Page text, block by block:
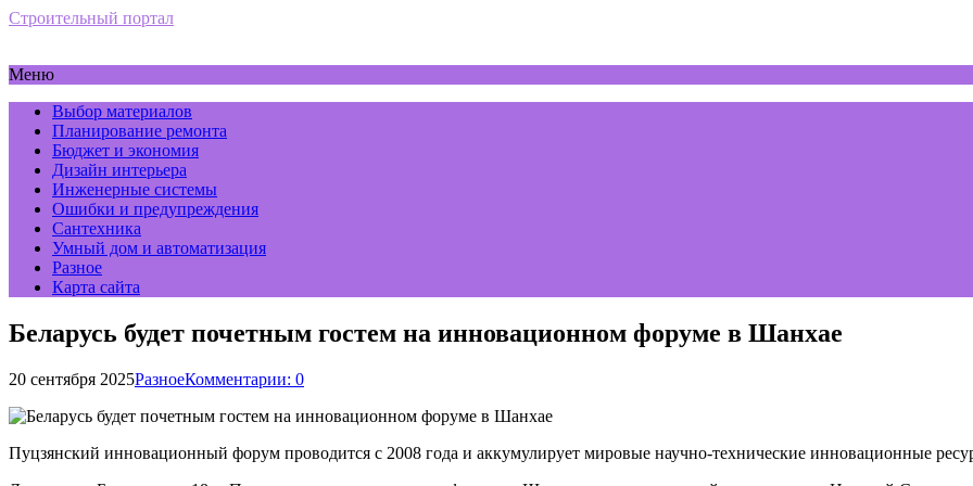
Строительный портал
Меню
Выбор материалов
Планирование ремонта
Бюджет и экономия
Дизайн интерьера
Инженерные системы
Ошибки и предупреждения
Сантехника
Умный дом и автоматизация
Разное
Карта сайта
Беларусь будет почетным гостем на инновационном форуме в Шанхае
20 сентября 2025РазноеКомментарии: 0
Пуцзянский инновационный форум проводится с 2008 года и аккумулирует мировые научно-технические инновационные